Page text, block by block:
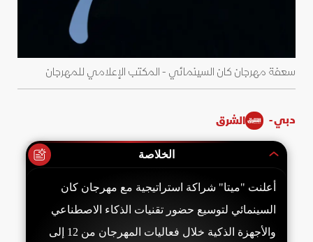
سعفة مهرجان كان السينمائي - المكتب الإعلامي للمهرجان
دبي - الشرق
الخلاصة
أعلنت "ميتا" شراكة استراتيجية مع مهرجان كان
السينمائي لتوسيع حضور تقنيات الذكاء الاصطناعي
والأجهزة الذكية خلال فعاليات المهرجان من 12 إلى